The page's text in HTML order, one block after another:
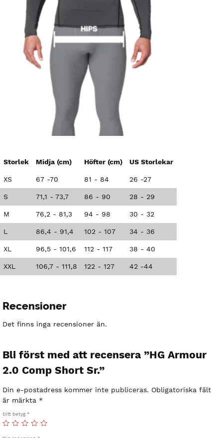
Storlek Midja (cm) Höfter (cm) US Storlekar
XS 67 -70 81 - 84 26 -27
S 71,1 - 73,7 86 - 90 28 - 29
M 76,2 - 81,3 94 - 98 30 - 32
L 86,4 - 91,4 102 - 107 34 - 36
XL 96,5 - 101,6 112 - 117 38 - 40
XXL 106,7 - 111,8 122 - 127 42 -44
Recensioner
Det finns inga recensioner än.
Bli först med att recensera ”HG Armour
2.0 Comp Short Sr.”
Din e-postadress kommer inte publiceras. Obligatoriska fält
är märkta*
Ditt betyg*